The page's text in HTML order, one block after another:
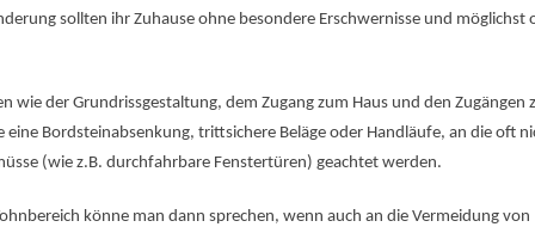
sollten ihr Zuhause ohne besondere Erschwernisse und möglichst
der Grundrissgestaltung, dem Zugang zum Haus und den Zugängen
eine Bordsteinabsenkung, trittsichere Beläge oder Handläufe, an die oft
(wie z.B. durchfahrbare Fenstertüren) geachtet werden.
könne man dann sprechen, wenn auch an die Vermeidung von